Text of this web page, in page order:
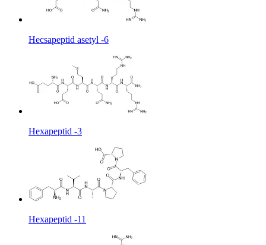
Hecsapeptid asetyl -6
Hexapeptid -3
Hexapeptid -11